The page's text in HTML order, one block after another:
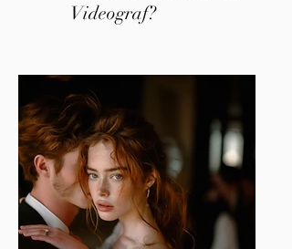
Videograf?